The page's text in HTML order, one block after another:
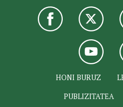
HONI BURUZ
PUBLIZITATEA